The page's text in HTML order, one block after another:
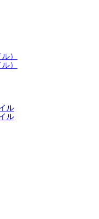
）
）
ル
ル